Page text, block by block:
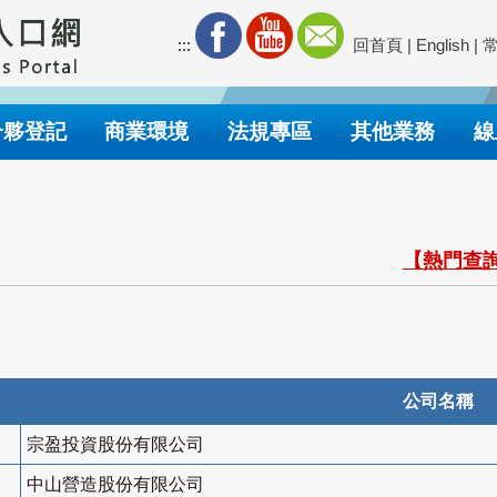
::: 回首頁 | English |
登記 商業環境 法規專區 其他業務
【熱門查
公司名稱
宗盈投資股份有限公司
中山營造股份有限公司